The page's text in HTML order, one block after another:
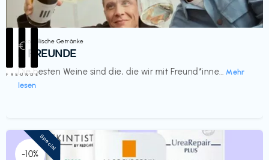
Alkoholische Getränke
III FREUNDE
Die besten Weine sind die, die wir mit Freund*inne... Mehr
lesen
€‎
-10%
Special